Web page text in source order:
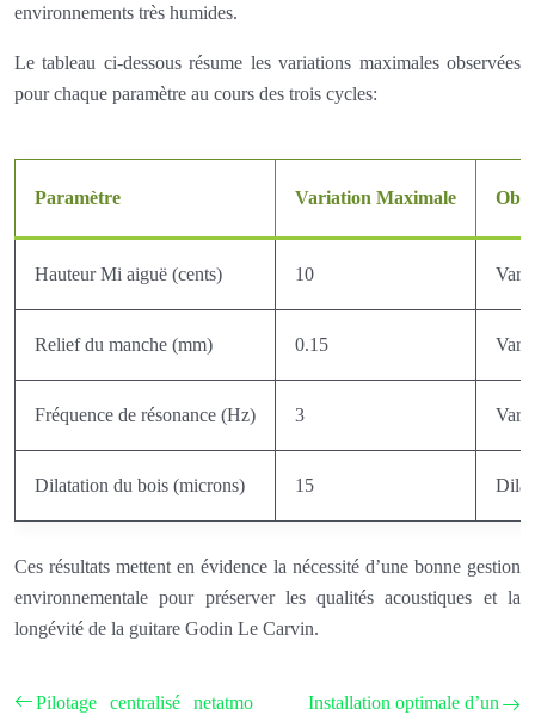
environnements très humides.
Le tableau ci-dessous résume les variations maximales observées
pour chaque paramètre au cours des trois cycles:
Paramètre Variation Maximale
Hauteur Mi aiguë (cents) 10
Relief du manche (mm) 0.15
Fréquence de résonance (Hz) 3
Dilatation du bois (microns) 15
Ces résultats mettent en évidence la nécessité d’une bonne gestion
environnementale pour préserver les qualités acoustiques et la
longévité de la guitare Godin Le Carvin.
Pilotage centralisé netatmo
Installation optimale d’un